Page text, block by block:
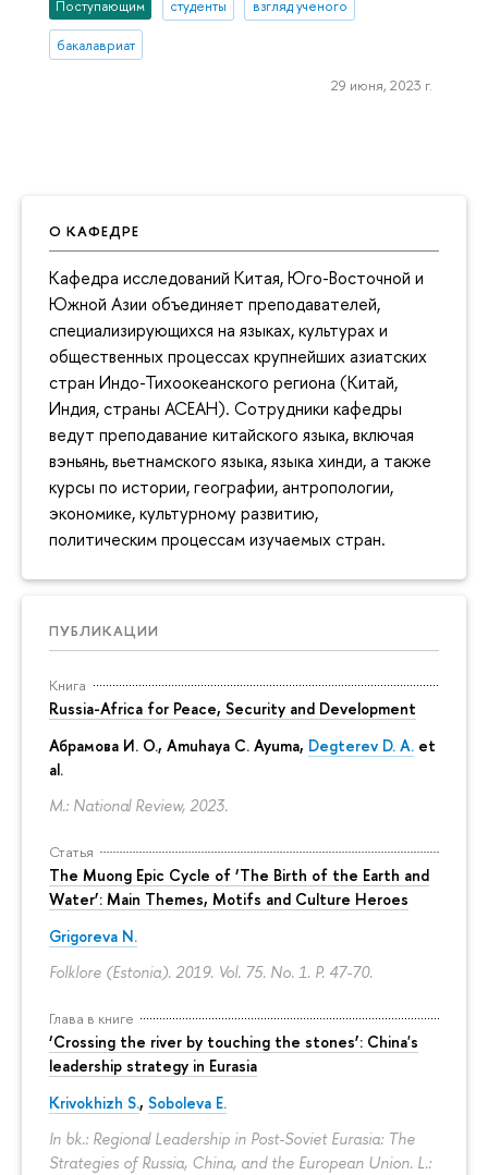
О КАФЕДРЕ
Кафедра исследований Китая, Юго-Восточной и
Южной Азии объединяет преподавателей,
специализирующихся на языках, культурах и
общественных процессах крупнейших азиатских
стран Индо-Тихоокеанского региона (Китай,
Индия, страны АСЕАН). Сотрудники кафедры
ведут преподавание китайского языка, включая
вэньянь, вьетнамского языка, языка хинди, а также
курсы по истории, географии, антропологии,
экономике, культурному развитию,
политическим процессам изучаемых стран.
ПУБЛИКАЦИИ
Книга
Russia-Africa for Peace, Security and Development
Абрамова И. О., Amuhaya C. Ayuma, Degterev D. A. et
al.
M.: National Review, 2023.
Статья
The Muong Epic Cycle of ‘The Birth of the Earth and
Water’: Main Themes, Motifs and Culture Heroes
Grigoreva N.
Folklore (Estonia). 2019. Vol. 75. No. 1. P. 47-70.
Глава в книге
‘Crossing the river by touching the stones’: China's
leadership strategy in Eurasia
Krivokhizh S., Soboleva E.
In bk.: Regional Leadership in Post-Soviet Eurasia: The
Strategies of Russia, China, and the European Union. L.:
Поступающим студенты взгляд ученого
бакалавриат
29 июня, 2023 г.